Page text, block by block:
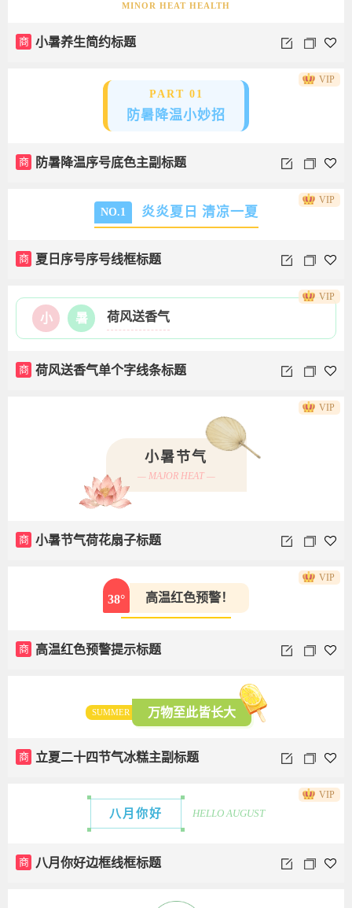
MINOR HEAT HEALTH
商 小暑养生简约标题
PART 01
防暑降温小妙招
商 防暑降温序号底色主副标题
VIP
NO.1 炎炎夏日 清凉一夏
商 夏日序号序号线框标题
VIP
小 暑 荷风送香气
商 荷风送香气单个字线条标题
VIP
小暑节气
— MAJOR HEAT —
商 小暑节气荷花扇子标题
VIP
38° 高温红色预警！
商 高温红色预警提示标题
VIP
SUMMER 万物至此皆长大
商 立夏二十四节气冰糕主副标题
八月你好 HELLO AUGUST
商 八月你好边框线框标题
VIP